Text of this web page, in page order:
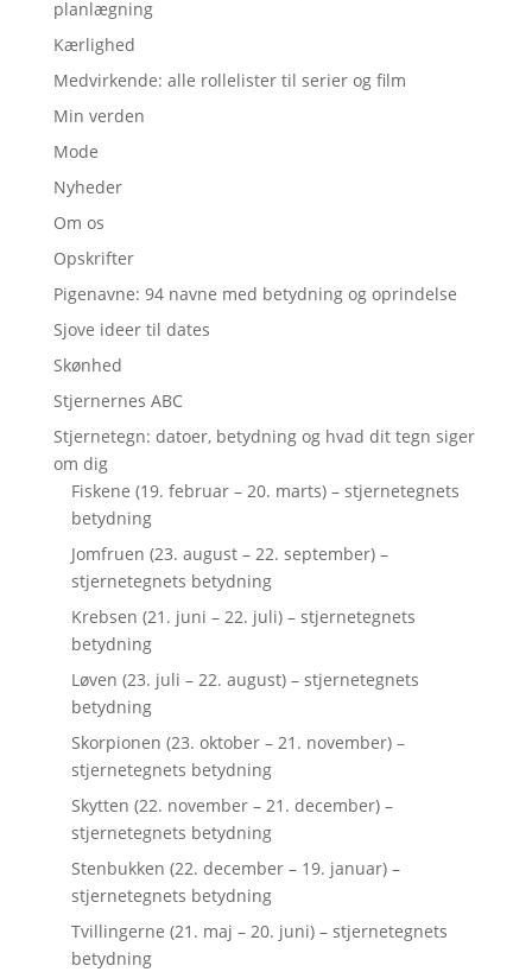
planlægning
Kærlighed
Medvirkende: alle rollelister til serier og film
Min verden
Mode
Nyheder
Om os
Opskrifter
Pigenavne: 94 navne med betydning og oprindelse
Sjove ideer til dates
Skønhed
Stjernernes ABC
Stjernetegn: datoer, betydning og hvad dit tegn siger
om dig
Fiskene (19. februar – 20. marts) – stjernetegnets
betydning
Jomfruen (23. august – 22. september) –
stjernetegnets betydning
Krebsen (21. juni – 22. juli) – stjernetegnets
betydning
Løven (23. juli – 22. august) – stjernetegnets
betydning
Skorpionen (23. oktober – 21. november) –
stjernetegnets betydning
Skytten (22. november – 21. december) –
stjernetegnets betydning
Stenbukken (22. december – 19. januar) –
stjernetegnets betydning
Tvillingerne (21. maj – 20. juni) – stjernetegnets
betydning